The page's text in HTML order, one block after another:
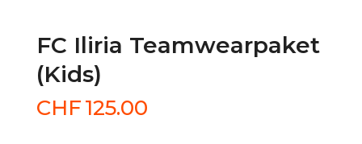
FC Iliria Teamwearpaket
(Kids)
CHF125.00